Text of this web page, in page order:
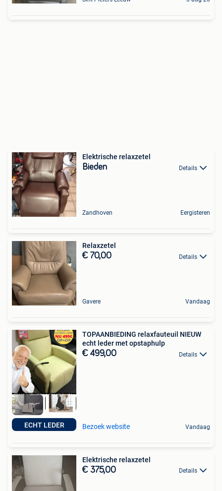
Elektrische relaxzetel
Bieden Details
Zandhoven Eergisteren
Relaxzetel
€ 70,00 Details
Gavere Vandaag
ECHT LEDER
TOPAANBIEDING relaxfauteuil NIEUW
echt leder met opstaphulp
€ 499,00 Details
Bezoek website Vandaag
Elektrische relaxzetel
€ 375,00 Details